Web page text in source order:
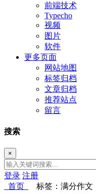
前端技术
Typecho
视频
图片
软件
更多页面
网站地图
标签归档
文章归档
推荐站点
留言
搜索
×
登录 注册
首页
标签：满分作文